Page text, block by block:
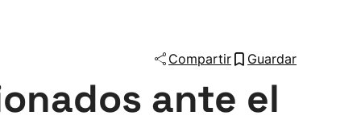
Compartir Guardar
ante el